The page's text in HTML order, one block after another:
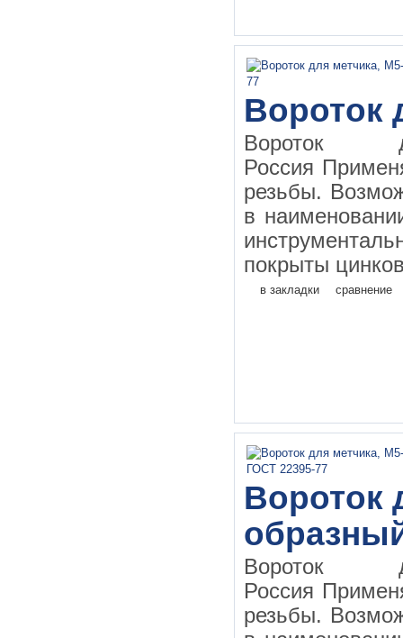
Вороток
Вороток
Россия
резьбы.
в
покрыты
в закладки сравнение
Вороток
Вороток
Россия
резьбы.